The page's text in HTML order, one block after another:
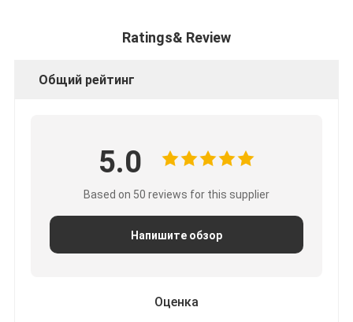
Ratings& Review
Общий рейтинг
5.0
Based on 50 reviews for this supplier
Напишите обзор
Оценка